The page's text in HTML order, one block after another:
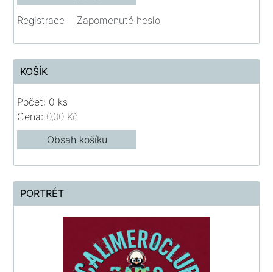
Registrace Zapomenuté heslo
KOŠÍK
Počet: 0 ks
Cena: 0,00 Kč
Obsah košíku
PORTRÉT